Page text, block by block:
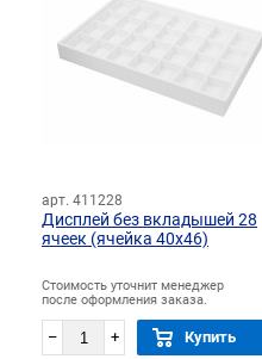
арт. 411228
Дисплей без вкладышей 28
ячеек (ячейка 40х46)
Стоимость уточнит менеджер
после оформления заказа.
– + Купить